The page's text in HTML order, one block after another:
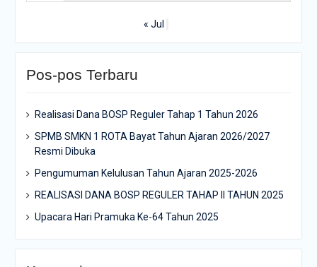
« Jul
Pos-pos Terbaru
Realisasi Dana BOSP Reguler Tahap 1 Tahun 2026
SPMB SMKN 1 ROTA Bayat Tahun Ajaran 2026/2027
Resmi Dibuka
Pengumuman Kelulusan Tahun Ajaran 2025-2026
REALISASI DANA BOSP REGULER TAHAP II TAHUN 2025
Upacara Hari Pramuka Ke-64 Tahun 2025